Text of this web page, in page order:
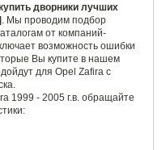
дворники лучших
. Мы проводим подбор
от компаний-
возможность ошибки
Вы купите в нашем
для Opel Zafira с
1999 - 2005 г.в. обращайте